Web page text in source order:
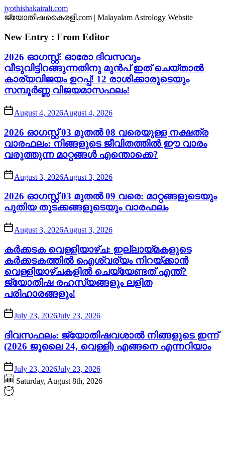
Skip
to
content
jyothishakairali.com
ജ്യോതിഷകൈരളി.com | Malayalam Astrology Website
New Entry : From Editor
2026 ഓഗസ്റ്റ്: ഓരോ ദിവസവും
വീടുവിട്ടിറങ്ങുന്നതിനു മുൻപ് ഇത് ചെയ്താൽ
കാര്യവിജയം ഉറപ്പ്! 12 രാശിക്കാരുടെയും
സമ്പൂർണ്ണ വിജയമാസഫലം!
August 4, 2026August 4, 2026
2026 ഓഗസ്റ്റ് 03 മുതൽ 08 വരെയുള്ള നക്ഷത്ര
വാരഫലം: നിങ്ങളുടെ ജീവിതത്തിൽ ഈ വാരം
വരുത്തുന്ന മാറ്റങ്ങൾ എന്തൊക്കെ?
August 3, 2026August 3, 2026
2026 ഓഗസ്റ്റ് 03 മുതൽ 09 വരെ: മാറ്റങ്ങളുടെയും
പുതിയ തുടക്കങ്ങളുടെയും വാരഫലം
August 3, 2026August 3, 2026
കർക്കടക വെള്ളിയാഴ്ച: ഇല്ലായ്മകളുടെ
കർക്കടകത്തിൽ ഐശ്വര്യം നിറയ്ക്കാൻ
വെള്ളിയാഴ്ചകളിൽ ചെയ്യേണ്ടത് എന്ത്?
ജ്യോതിഷ രഹസ്യങ്ങളും ലളിത
പരിഹാരങ്ങളും!
July 23, 2026July 23, 2026
ദിവസഫലം: ജ്യോതിഷവശാൽ നിങ്ങളുടെ ഇന്ന്‌
(2026 ജൂലൈ 24, വെള്ളി) എങ്ങനെ എന്നറിയാം
July 23, 2026July 23, 2026
Saturday, August 8th, 2026